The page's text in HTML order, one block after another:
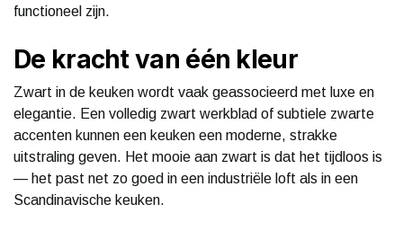
functioneel zijn.
De kracht van één kleur
Zwart in de keuken wordt vaak geassocieerd met luxe en
elegantie. Een volledig zwart werkblad of subtiele zwarte
accenten kunnen een keuken een moderne, strakke
uitstraling geven. Het mooie aan zwart is dat het tijdloos is
— het past net zo goed in een industriële loft als in een
Scandinavische keuken.